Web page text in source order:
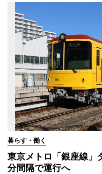
暮らす・働く
東京メトロ「銀座線
分間隔で運行へ